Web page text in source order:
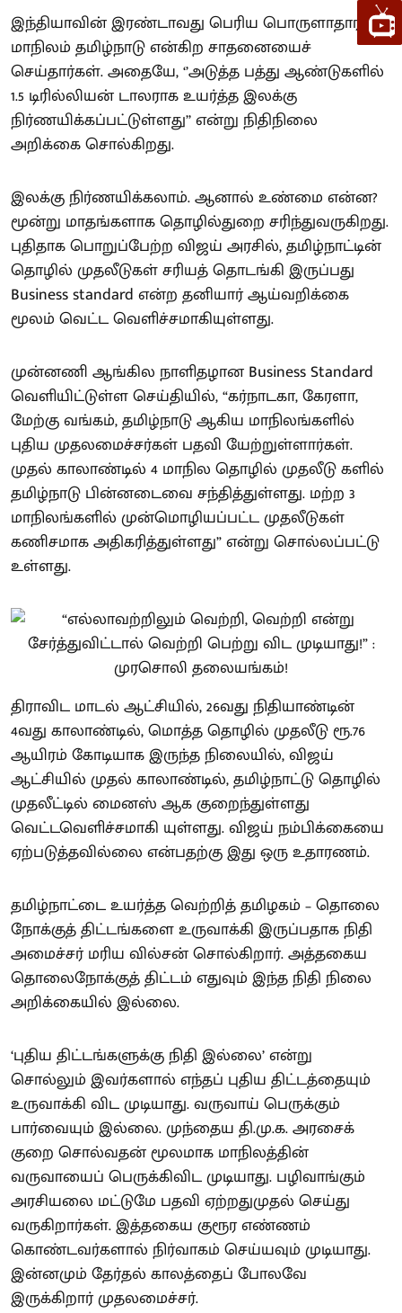
இந்தியாவின் இரண்டாவது பெரிய பொருளாதார
மாநிலம் தமிழ்நாடு என்கிற சாதனையைச்
செய்தார்கள். அதையே, ‘’அடுத்த பத்து ஆண்டுகளில்
1.5 டிரில்லியன் டாலராக உயர்த்த இலக்கு
நிர்ணயிக்கப்பட்டுள்ளது’’ என்று நிதிநிலை
அறிக்கை சொல்கிறது.
இலக்கு நிர்ணயிக்கலாம். ஆனால் உண்மை என்ன?
மூன்று மாதங்களாக தொழில்துறை சரிந்துவருகிறது.
புதிதாக பொறுப்பேற்ற விஜய் அரசில், தமிழ்நாட்டின்
தொழில் முதலீடுகள் சரியத் தொடங்கி இருப்பது
Business standard என்ற தனியார் ஆய்வறிக்கை
மூலம் வெட்ட வெளிச்சமாகியுள்ளது.
முன்னணி ஆங்கில நாளிதழான Business Standard
வெளியிட்டுள்ள செய்தியில், “கர்நாடகா, கேரளா,
மேற்கு வங்கம், தமிழ்நாடு ஆகிய மாநிலங்களில்
புதிய முதலமைச்சர்கள் பதவி யேற்றுள்ளார்கள்.
முதல் காலாண்டில் 4 மாநில தொழில் முதலீடு களில்
தமிழ்நாடு பின்னடைவை சந்தித்துள்ளது. மற்ற 3
மாநிலங்களில் முன்மொழியப்பட்ட முதலீடுகள்
கணிசமாக அதிகரித்துள்ளது” என்று சொல்லப்பட்டு
உள்ளது.
திராவிட மாடல் ஆட்சியில், 26வது நிதியாண்டின்
4வது காலாண்டில், மொத்த தொழில் முதலீடு ரூ.76
ஆயிரம் கோடியாக இருந்த நிலையில், விஜய்
ஆட்சியில் முதல் காலாண்டில், தமிழ்நாட்டு தொழில்
முதலீட்டில் மைனஸ் ஆக குறைந்துள்ளது
வெட்டவெளிச்சமாகி யுள்ளது. விஜய் நம்பிக்கையை
ஏற்படுத்தவில்லை என்பதற்கு இது ஒரு உதாரணம்.
தமிழ்நாட்டை உயர்த்த வெற்றித் தமிழகம் – தொலை
நோக்குத் திட்டங்களை உருவாக்கி இருப்பதாக நிதி
அமைச்சர் மரிய வில்சன் சொல்கிறார். அத்தகைய
தொலைநோக்குத் திட்டம் எதுவும் இந்த நிதி நிலை
அறிக்கையில் இல்லை.
‘புதிய திட்டங்களுக்கு நிதி இல்லை’ என்று
சொல்லும் இவர்களால் எந்தப் புதிய திட்டத்தையும்
உருவாக்கி விட முடியாது. வருவாய் பெருக்கும்
பார்வையும் இல்லை. முந்தைய தி.மு.க. அரசைக்
குறை சொல்வதன் மூலமாக மாநிலத்தின்
வருவாயைப் பெருக்கிவிட முடியாது. பழிவாங்கும்
அரசியலை மட்டுமே பதவி ஏற்றதுமுதல் செய்து
வருகிறார்கள். இத்தகைய குரூர எண்ணம்
கொண்டவர்களால் நிர்வாகம் செய்யவும் முடியாது.
இன்னமும் தேர்தல் காலத்தைப் போலவே
இருக்கிறார் முதலமைச்சர்.